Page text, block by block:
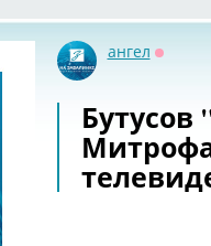
ангел
Бутусов